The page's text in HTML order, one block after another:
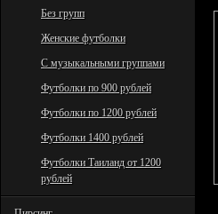
Без групп
Женские футболки
С музыкальными группами
Футболки по 900 рублей
Футболки по 1200 рублей
Футболки 1400 рублей
Футболки Таиланд от 1200
рублей